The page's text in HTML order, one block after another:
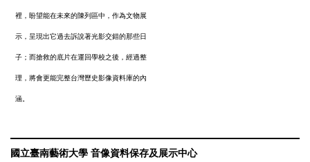
裡，盼望能在未來的陳列區中，作為文物展
示，呈現出它過去訴說著光影交錯的那些日
子；而搶救的底片在運回學校之後，經過整
理，將會更能完整台灣歷史影像資料庫的內
涵。
國立臺南藝術大學 音像資料保存及展示中心